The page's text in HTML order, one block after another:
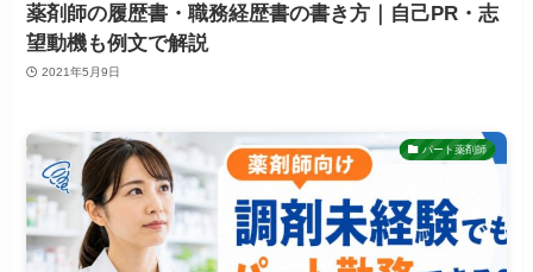
薬剤師の履歴書・職務経歴書の書き方｜自己PR・志
望動機も例文で解説
2021年5月9日
パート薬剤師